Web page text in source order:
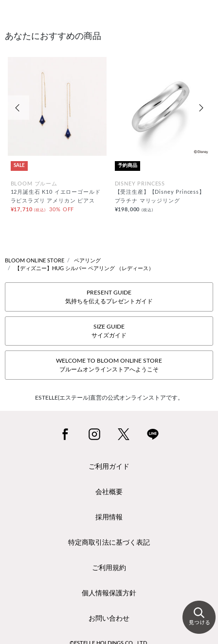
あなたにおすすめの商品
SALE
BLOOM ブルーム
12月誕生石 K10 イエローゴールド
ラピスラズリ アメリカン ピアス
¥17,710(税込) 30% OFF
予約商品
DISNEY PRINCESS
【受注生産】【Disney Princess】
プラチナ マリッジリング
¥198,000(税込)
BLOOM ONLINE STORE
ペアリング
【ディズニー】HUG シルバー ペアリング （レディース）
PRESENT GUIDE
気持ちを伝えるプレゼントガイド
SIZE GUIDE
サイズガイド
WELCOME TO BLOOM ONLINE STORE
ブルームオンラインストアへようこそ
ESTELLE(エステール)直営の公式オンラインストアです。
ご利用ガイド
会社概要
採用情報
特定商取引法に基づく表記
ご利用規約
個人情報保護方針
お問い合わせ